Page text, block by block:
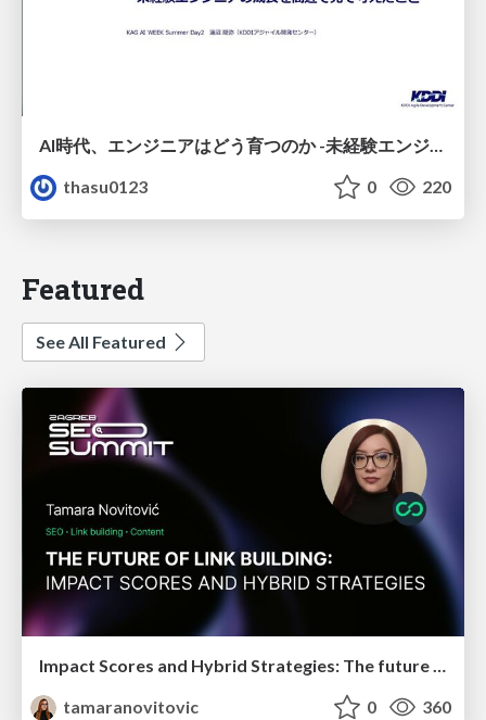
AI時代、エンジニアはどう育つのか -未経験エンジニアの成長を間近で見て考えたこと-
thasu0123
0 220
Featured
See All Featured
Impact Scores and Hybrid Strategies: The future of link building
tamaranovitovic
0 360